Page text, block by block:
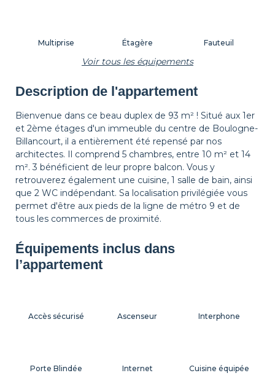
Corbeille à papier
Fauteuil
Cintres
Multiprise
Décorations
Volets
Lampadaire
Étagère
Table de chevet
Lampe de chevet
Tapis de sol
Voir tous les équipements
Description de l'appartement
Bienvenue dans ce beau duplex de 93 m² ! Situé aux 1er
et 2ème étages d'un immeuble du centre de Boulogne-
Billancourt, il a entièrement été repensé par nos
architectes. Il comprend 5 chambres, entre 10 m² et 14
m². 3 bénéficient de leur propre balcon. Vous y
retrouverez également une cuisine, 1 salle de bain, ainsi
que 2 WC indépendant. Sa localisation privilégiée vous
permet d'être aux pieds de la ligne de métro 9 et de
tous les commerces de proximité.
Équipements inclus dans
l’appartement
Internet Cuisine équipée
Accès sécurisé Ascenseur Interphone
Porte Blindée